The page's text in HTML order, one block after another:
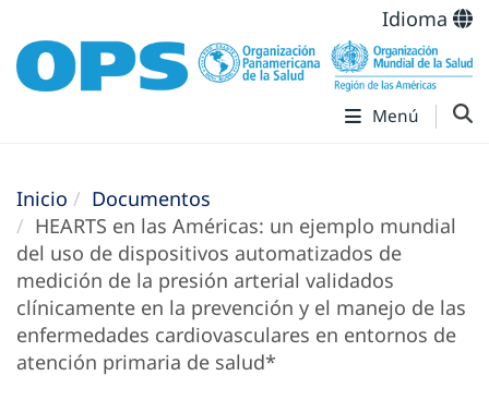
Idioma
Menú
Inicio
Documentos
HEARTS en las Américas: un ejemplo mundial
del uso de dispositivos automatizados de
medición de la presión arterial validados
clínicamente en la prevención y el manejo de las
enfermedades cardiovasculares en entornos de
atención primaria de salud*